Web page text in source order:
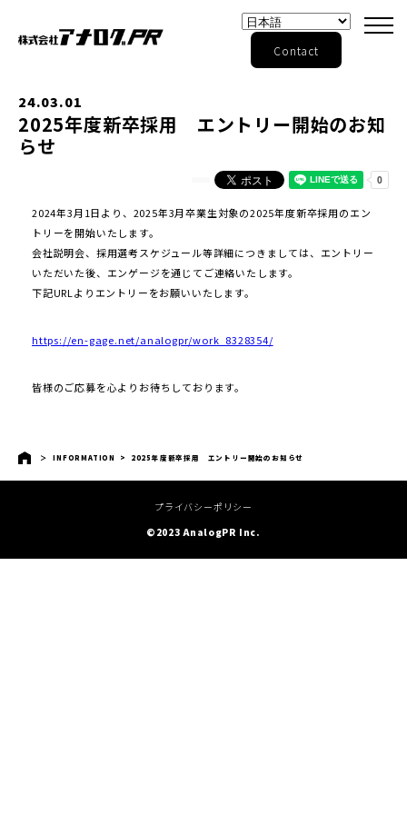
Contact
24.03.01
2025年度新卒採用 エントリー開始のお知
らせ
2024年3月1日より、2025年3月卒業生対象の2025年度新卒採用のエン
トリーを開始いたします。
会社説明会、採用選考スケジュール等詳細につきましては、エントリー
いただいた後、エンゲージを通じてご連絡いたします。
下記URLよりエントリーをお願いいたします。
https://en-gage.net/analogpr/work_8328354/
皆様のご応募を心よりお待ちしております。
INFORMATION > 2025年度新卒採用 エントリー開始のお知らせ
プライバシーポリシー
©2023 AnalogPR Inc.